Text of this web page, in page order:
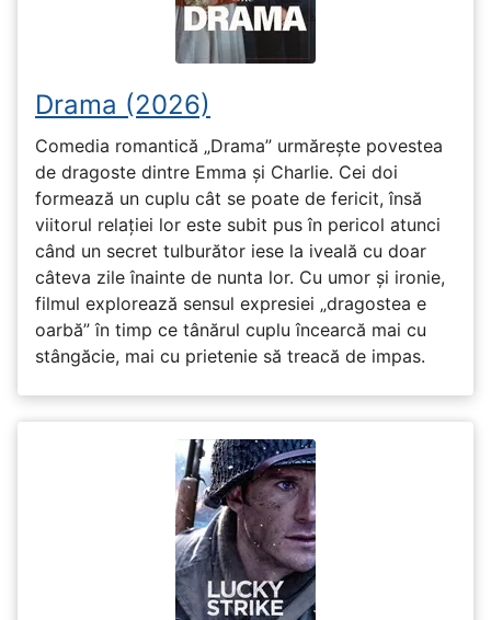
Drama (2026)
Comedia romantică „Drama” urmărește povestea
de dragoste dintre Emma și Charlie. Cei doi
formează un cuplu cât se poate de fericit, însă
viitorul relației lor este subit pus în pericol atunci
când un secret tulburător iese la iveală cu doar
câteva zile înainte de nunta lor. Cu umor și ironie,
filmul explorează sensul expresiei „dragostea e
oarbă” în timp ce tânărul cuplu încearcă mai cu
stângăcie, mai cu prietenie să treacă de impas.